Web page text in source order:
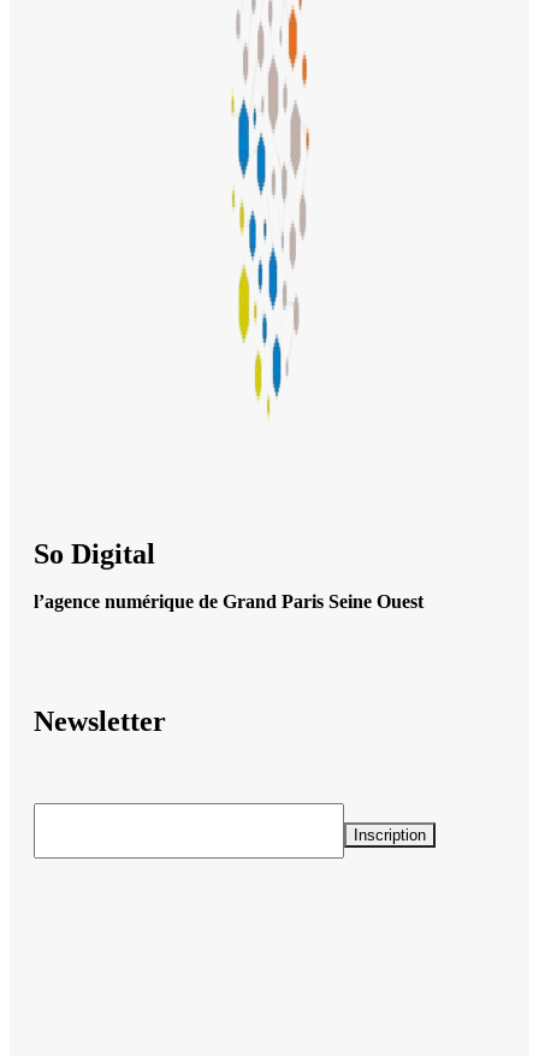
So Digital
l’agence numérique de Grand Paris Seine Ouest
Newsletter